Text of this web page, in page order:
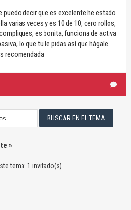
puedo decir que es excelente he estado
varias veces y es 10 de 10, cero rollos,
es bonita, funciona de activa
lo que tu le pidas así que hágale
recomendada
»
tema: 1 invitado(s)